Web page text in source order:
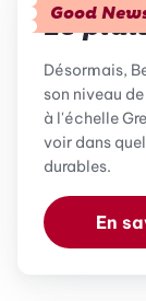
Good
Le
Désormais,
son niveau
à l'échelle
voir dans
durables.
En